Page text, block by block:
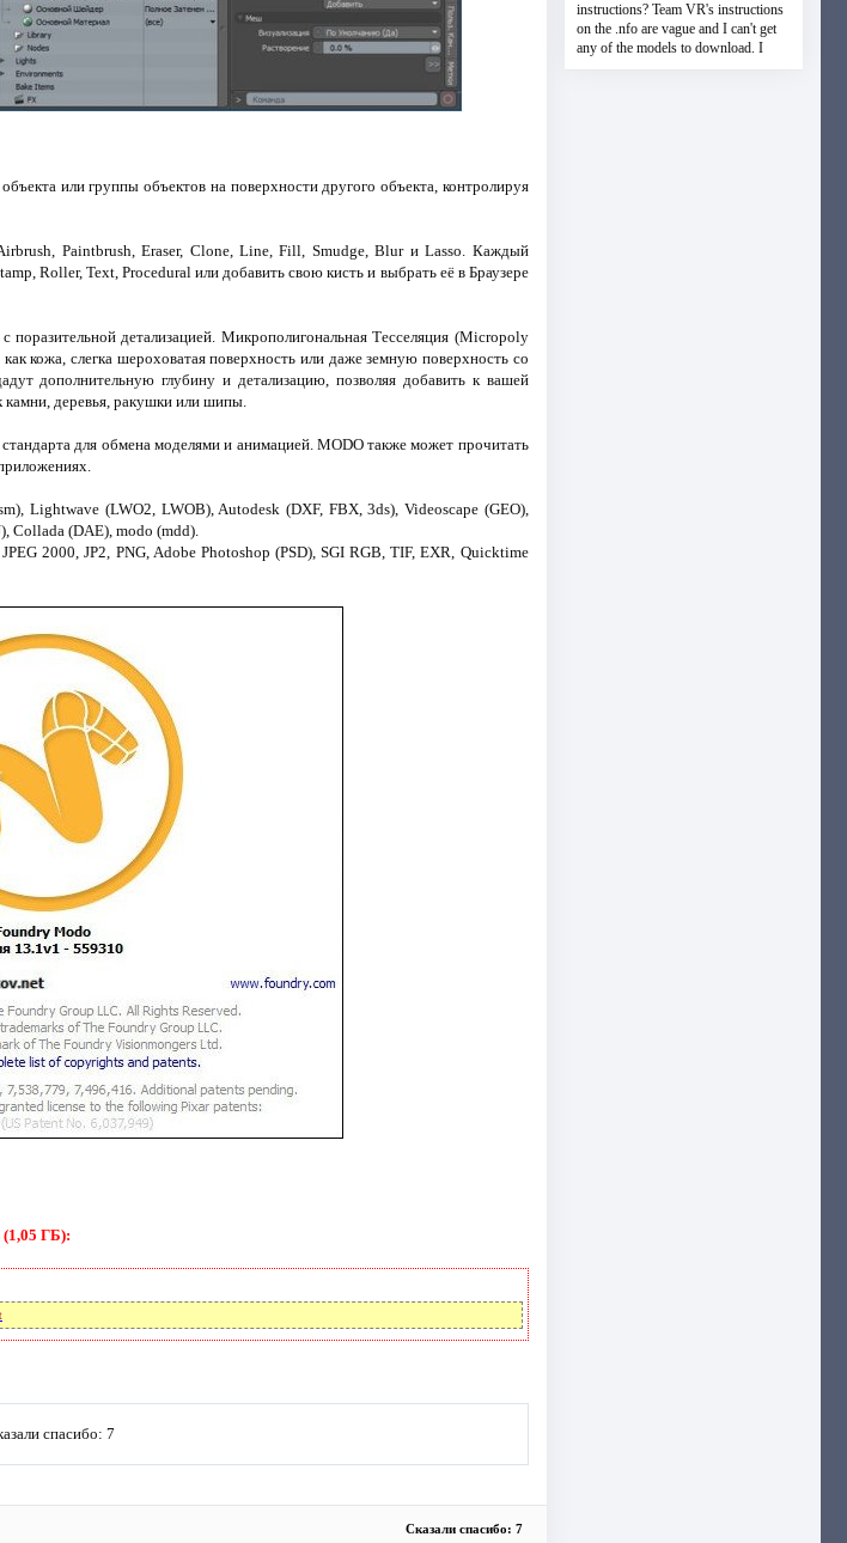
или группы объектов на поверхности другого объекта, контролируя
Paintbrush, Eraser, Clone, Line, Fill, Smudge, Blur и Lasso. Каждый
Roller, Text, Procedural или добавить свою кисть и выбрать её в Браузере
поразительной детализацией. Микрополигональная Тесселяция (Micropoly
кожа, слегка шероховатая поверхность или даже земную поверхность со
дополнительную глубину и детализацию, позволяя добавить к вашей
камни, деревья, ракушки или шипы.
для обмена моделями и анимацией. MODO также может прочитать
Lightwave (LWO2, LWOB), Autodesk (DXF, FBX, 3ds), Videoscape (GEO),
Collada (DAE), modo (mdd).
2000, JP2, PNG, Adobe Photoshop (PSD), SGI RGB, TIF, EXR, Quicktime
(1,05 ГБ):
спасибо: 7
Сказали спасибо: 7
instructions? Team VR's instructions
on the .nfo are vague and I can't get
any of the models to download. I